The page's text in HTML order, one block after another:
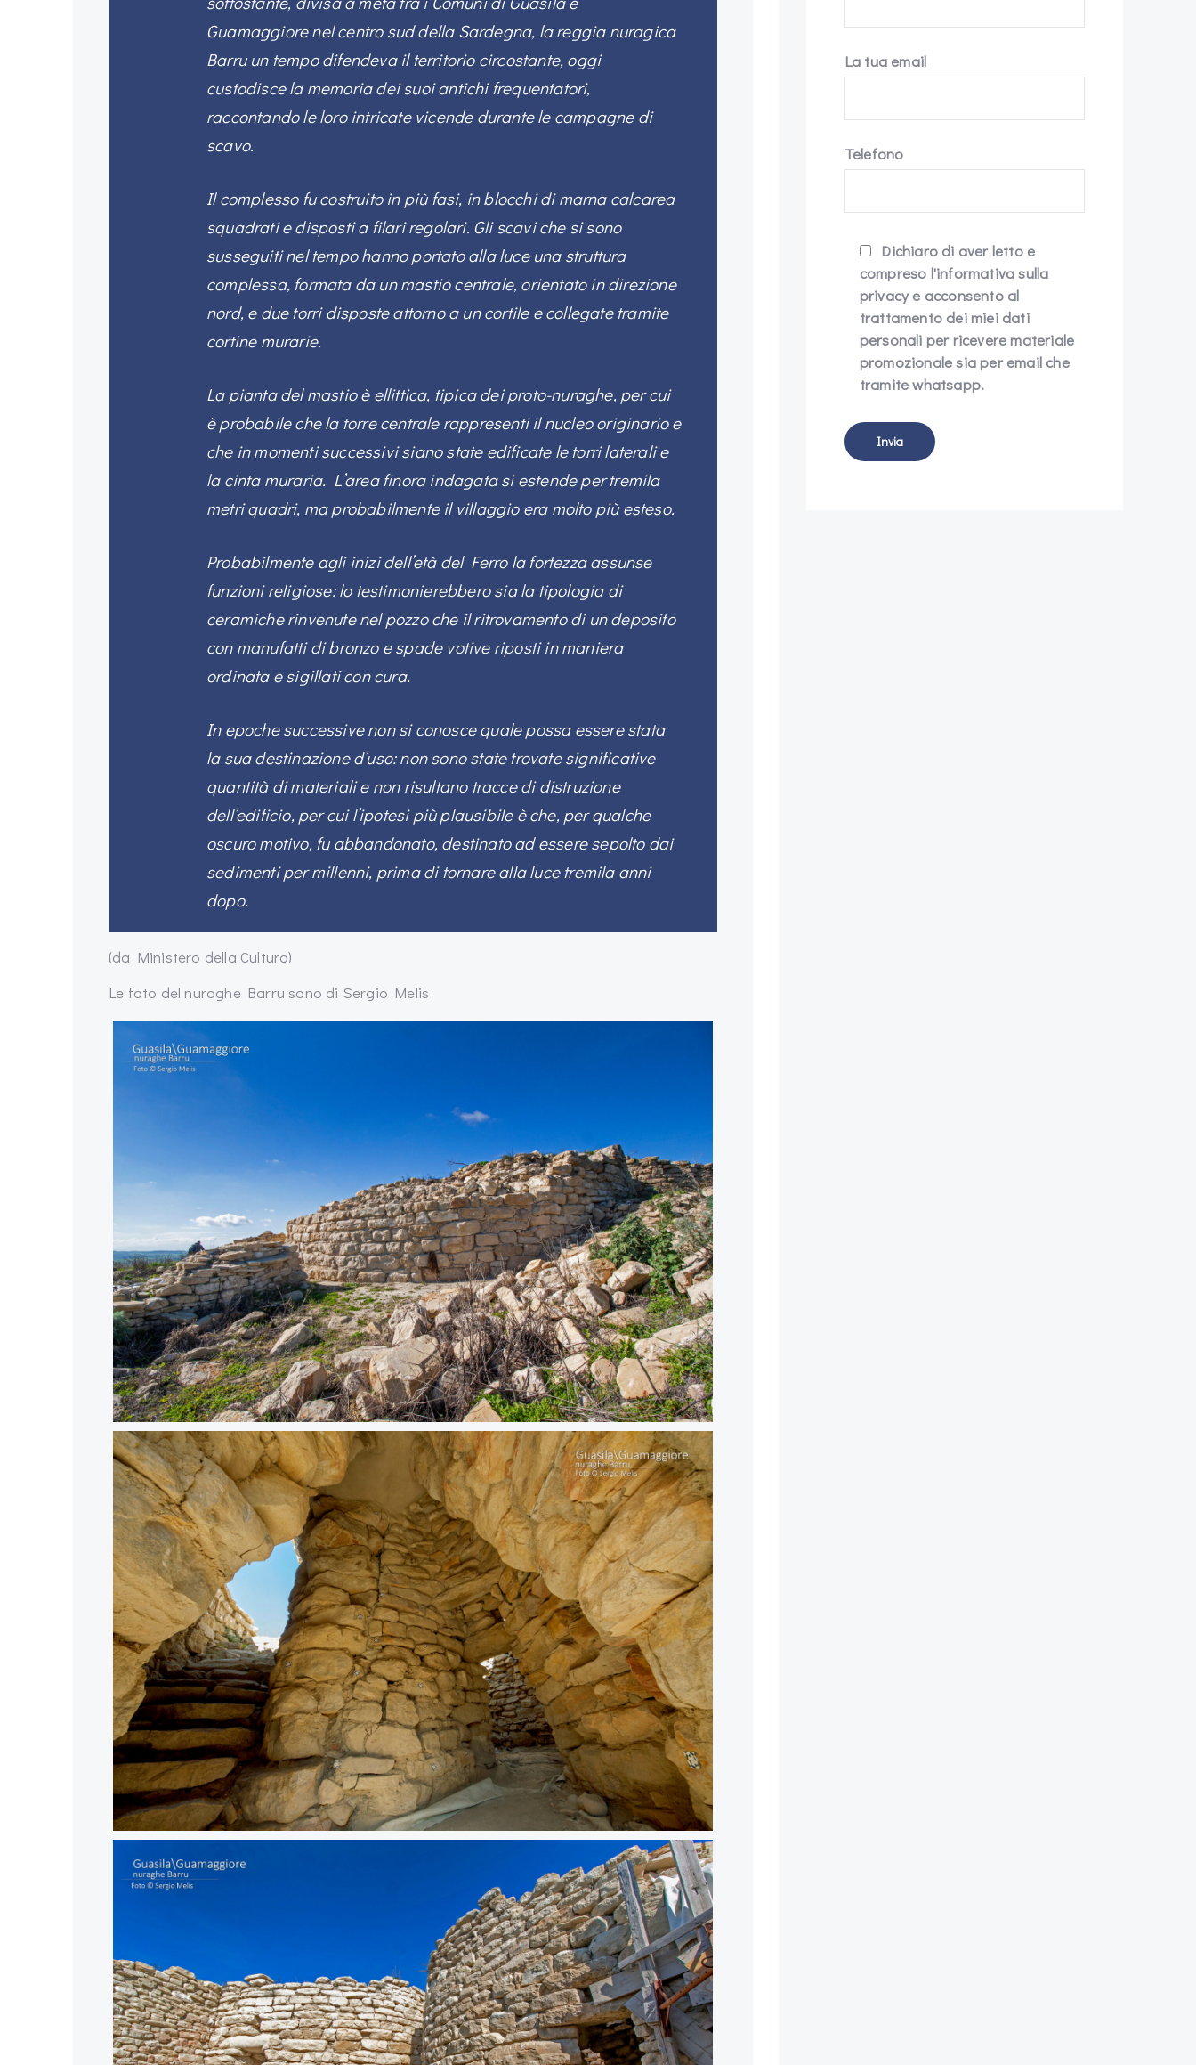
Guamaggiore nel centro sud della Sardegna, la reggia nuragica
Barru un tempo difendeva il territorio circostante, oggi
custodisce la memoria dei suoi antichi frequentatori,
raccontando le loro intricate vicende durante le campagne di
scavo.
Il complesso fu costruito in più fasi, in blocchi di marna calcarea
squadrati e disposti a filari regolari. Gli scavi che si sono
susseguiti nel tempo hanno portato alla luce una struttura
complessa, formata da un mastio centrale, orientato in direzione
nord, e due torri disposte attorno a un cortile e collegate tramite
cortine murarie.
La pianta del mastio è ellittica, tipica dei proto-nuraghe, per cui
è probabile che la torre centrale rappresenti il nucleo originario e
che in momenti successivi siano state edificate le torri laterali e
la cinta muraria. L’area finora indagata si estende per tremila
metri quadri, ma probabilmente il villaggio era molto più esteso.
Probabilmente agli inizi dell’età del Ferro la fortezza assunse
funzioni religiose: lo testimonierebbero sia la tipologia di
ceramiche rinvenute nel pozzo che il ritrovamento di un deposito
con manufatti di bronzo e spade votive riposti in maniera
ordinata e sigillati con cura.
In epoche successive non si conosce quale possa essere stata
la sua destinazione d’uso: non sono state trovate significative
quantità di materiali e non risultano tracce di distruzione
dell’edificio, per cui l’ipotesi più plausibile è che, per qualche
oscuro motivo, fu abbandonato, destinato ad essere sepolto dai
sedimenti per millenni, prima di tornare alla luce tremila anni
dopo.
(da Ministero della Cultura)
Le foto del nuraghe Barru sono di Sergio Melis
La tua email
Telefono
Dichiaro di aver letto e
compreso l'informativa sulla
privacy e acconsento al
trattamento dei miei dati
personali per ricevere materiale
promozionale sia per email che
tramite whatsapp.